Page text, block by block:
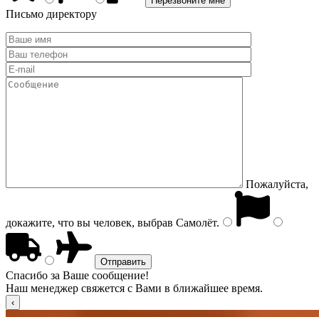
Письмо директору
Пожалуйста,
докажите, что вы человек, выбрав Самолёт.
Спасибо за Ваше сообщение!
Наш менеджер свяжется с Вами в ближайшее время.